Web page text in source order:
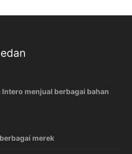
menjual berbagai bahan
merek